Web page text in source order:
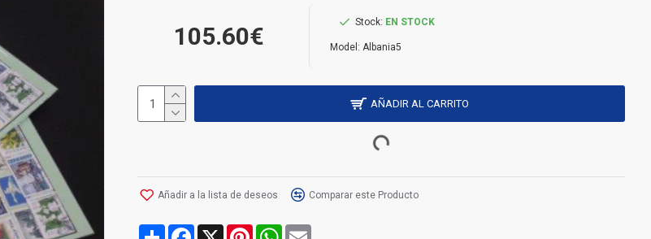
105.60€ Stock: EN STOCK
Model: Albania5
AÑADIR AL CARRITO
Añadir a la lista de deseos Comparar este Producto
Share Facebook
X PinterestWhatsApp